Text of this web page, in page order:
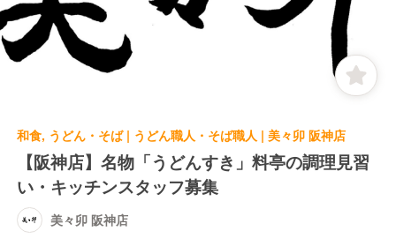
和食, うどん・そば | うどん職人・そば職人 | 美々卯 阪神店
【阪神店】名物「うどんすき」料亭の調理見習
い・キッチンスタッフ募集
美々卯 阪神店